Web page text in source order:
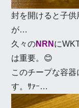
封を開けると子供
が…
久々のNRN に
は重要。😊
このチープな容
す。ｻｧｰ…